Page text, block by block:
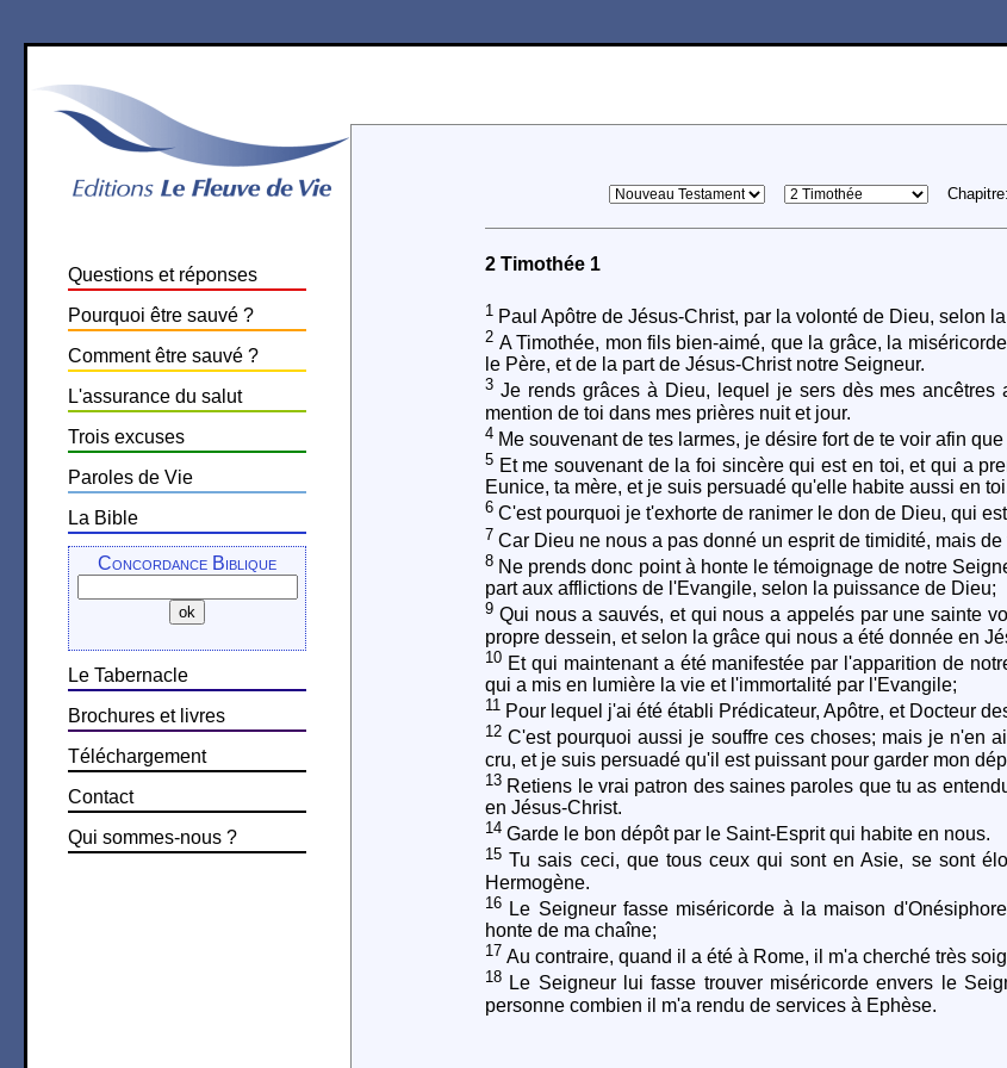
Questions et réponses
Pourquoi être sauvé ?
Comment être sauvé ?
L'assurance du salut
Trois excuses
Paroles de Vie
La Bible
Concordance Biblique
Le Tabernacle
Brochures et livres
Téléchargement
Contact
Qui sommes-nous ?
Chapitre:
2 Timothée 1
1 Paul Apôtre de Jésus-Christ, par la volonté de Dieu, selon
2 A Timothée, mon fils bien-aimé, que la grâce, la
le Père, et de la part de Jésus-Christ notre Seigneur.
3 Je rends grâces à Dieu, lequel je sers dès mes
mention de toi dans mes prières nuit et jour.
4 Me souvenant de tes larmes, je désire fort de te voir afin
5 Et me souvenant de la foi sincère qui est en toi, et qui a
Eunice, ta mère, et je suis persuadé qu'elle habite aussi en
6 C'est pourquoi je t'exhorte de ranimer le don de Dieu, qui
7 Car Dieu ne nous a pas donné un esprit de timidité, mais
8 Ne prends donc point à honte le témoignage de notre
part aux afflictions de l'Evangile, selon la puissance de Dieu;
9 Qui nous a sauvés, et qui nous a appelés par une sainte
propre dessein, et selon la grâce qui nous a été donnée en
10 Et qui maintenant a été manifestée par l'apparition de
qui a mis en lumière la vie et l'immortalité par l'Evangile;
11 Pour lequel j'ai été établi Prédicateur, Apôtre, et Docteur
12 C'est pourquoi aussi je souffre ces choses; mais je n'en
cru, et je suis persuadé qu'il est puissant pour garder mon
13 Retiens le vrai patron des saines paroles que tu as
en Jésus-Christ.
14 Garde le bon dépôt par le Saint-Esprit qui habite en nous.
15 Tu sais ceci, que tous ceux qui sont en Asie, se sont
Hermogène.
16 Le Seigneur fasse miséricorde à la maison
honte de ma chaîne;
17 Au contraire, quand il a été à Rome, il m'a cherché très
18 Le Seigneur lui fasse trouver miséricorde envers le
personne combien il m'a rendu de services à Ephèse.